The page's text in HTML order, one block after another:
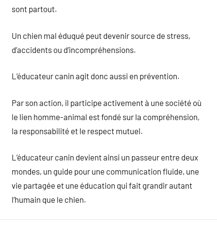
sont partout.
Un chien mal éduqué peut devenir source de stress,
d’accidents ou d’incompréhensions.
L’éducateur canin agit donc aussi en prévention.
Par son action, il participe activement à une société où
le lien homme-animal est fondé sur la compréhension,
la responsabilité et le respect mutuel.
L’éducateur canin devient ainsi un passeur entre deux
mondes, un guide pour une communication fluide, une
vie partagée et une éducation qui fait grandir autant
l’humain que le chien.